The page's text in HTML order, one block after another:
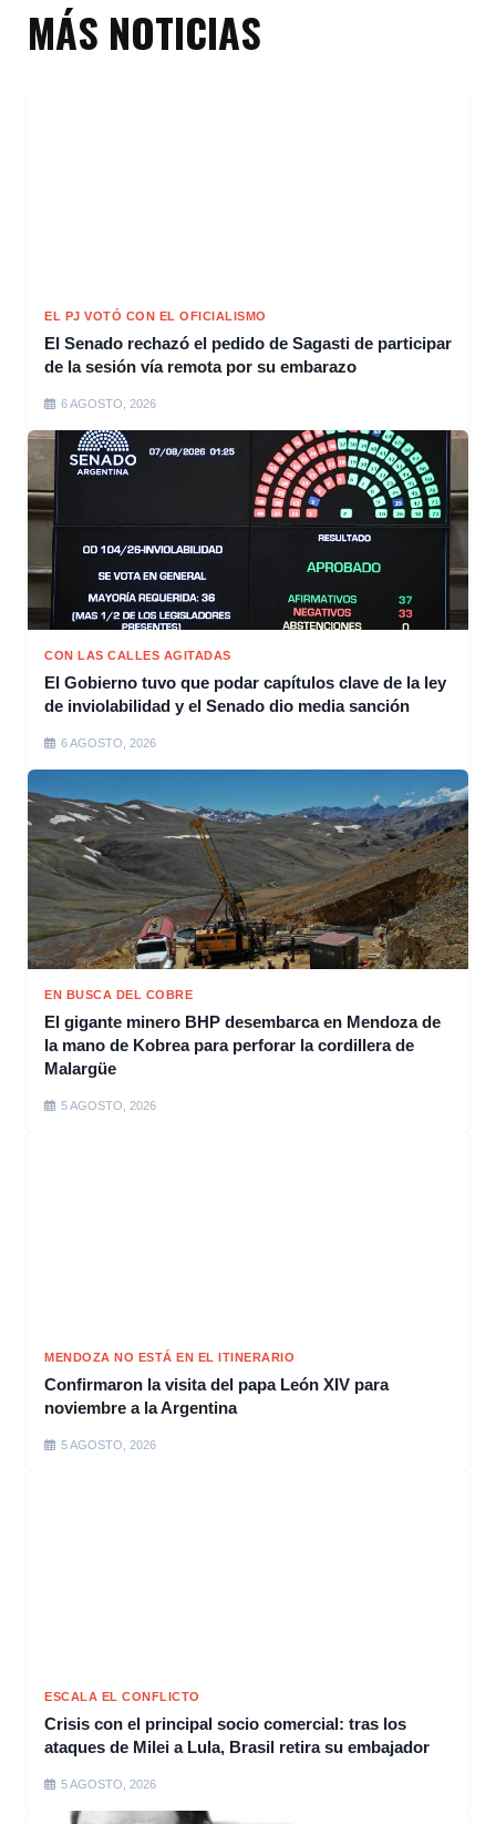
MÁS NOTICIAS
EL PJ VOTÓ CON EL OFICIALISMO
El Senado rechazó el pedido de Sagasti de participar
de la sesión vía remota por su embarazo
6 AGOSTO, 2026
CON LAS CALLES AGITADAS
El Gobierno tuvo que podar capítulos clave de la ley
de inviolabilidad y el Senado dio media sanción
6 AGOSTO, 2026
EN BUSCA DEL COBRE
El gigante minero BHP desembarca en Mendoza de
la mano de Kobrea para perforar la cordillera de
Malargüe
5 AGOSTO, 2026
MENDOZA NO ESTÁ EN EL ITINERARIO
Confirmaron la visita del papa León XIV para
noviembre a la Argentina
5 AGOSTO, 2026
ESCALA EL CONFLICTO
Crisis con el principal socio comercial: tras los
ataques de Milei a Lula, Brasil retira su embajador
5 AGOSTO, 2026